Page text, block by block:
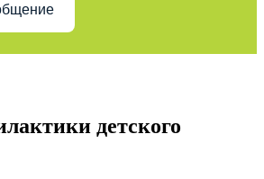
детского